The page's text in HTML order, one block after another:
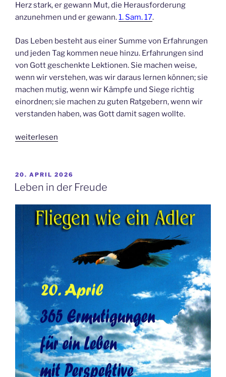
Herz stark, er gewann Mut, die Herausforderung
anzunehmen und er gewann.1. Sam. 17.
Das Leben besteht aus einer Summe von Erfahrungen
und jeden Tag kommen neue hinzu. Erfahrungen sind
von Gott geschenkte Lektionen. Sie machen weise,
wenn wir verstehen, was wir daraus lernen können; sie
machen mutig, wenn wir Kämpfe und Siege richtig
einordnen; sie machen zu guten Ratgebern, wenn wir
verstanden haben, was Gott damit sagen wollte.
„Gegen
weiterlesen
VERÖFFENTLICHT
AM
20. APRIL 2026
Leben in der Freude